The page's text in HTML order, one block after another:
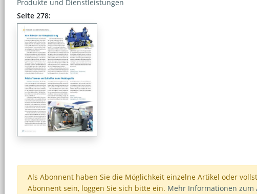
Produkte und Dienstleistungen
Seite 278:
Als Abonnent haben Sie die Möglichkeit einzelne Artikel oder
Abonnent sein, loggen Sie sich bitte ein. Mehr Informationen zum